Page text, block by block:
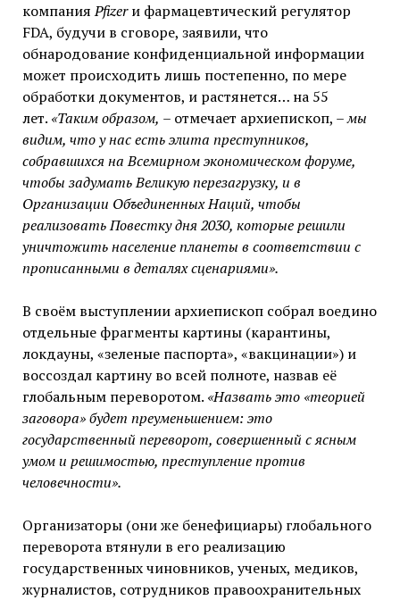
компанияPfizerи фармацевтический регулятор
FDA, будучи в сговоре, заявили, что
обнародование конфиденциальной информации
может происходить лишь постепенно, по мере
обработки документов, и растянется… на 55
лет. «Таким образом, – отмечает архиепископ, –мы
видим, что у нас есть элита преступников,
собравшихся на Всемирном экономическом форуме,
чтобы задумать Великую перезагрузку, и в
Организации Объединенных Наций, чтобы
реализовать Повестку дня 2030, которые решили
уничтожить население планеты в соответствии с
прописанными в деталях сценариями».
В своём выступлении архиепископ собрал воедино
отдельные фрагменты картины (карантины,
локдауны, «зеленые паспорта», «вакцинации») и
воссоздал картину во всей полноте, назвав её
глобальным переворотом. «Назвать это «теорией
заговора» будет преуменьшением: это
государственный переворот, совершенный с ясным
умом и решимостью, преступление против
человечности».
Организаторы (они же бенефициары) глобального
переворота втянули в его реализацию
государственных чиновников, ученых, медиков,
журналистов, сотрудников правоохранительных